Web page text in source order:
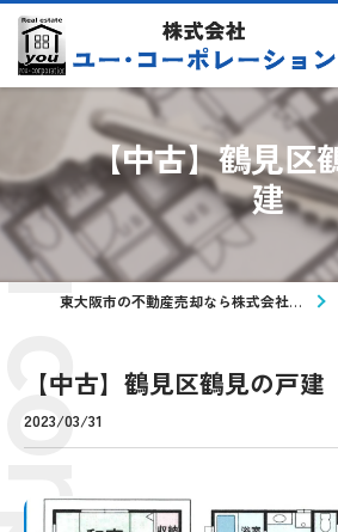
【中古】鶴見区
建
東大阪市の不動産売却なら株式会社ユー・コーポレーション
【中古】鶴見区鶴見の戸建
2023/03/31